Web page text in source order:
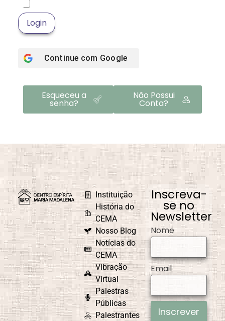
Login
Continue com Google
Esqueceu a
senha?
Não Possui
Conta?
Instituição
História do
CEMA
Nosso Blog
Notícias do
CEMA
Vibração
Virtual
Palestras
Públicas
Palestrantes
Inscreva-
se no
Newsletter
Nome
Email
Inscrever